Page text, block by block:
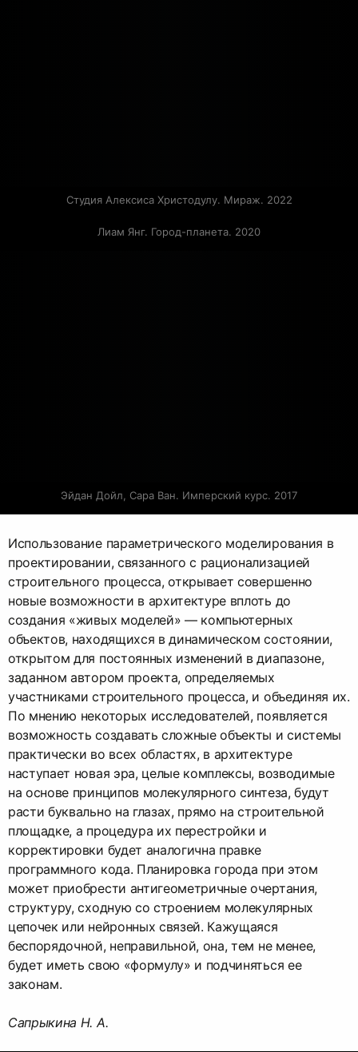
Студия Алексиса Христодулу. Мираж. 2022
Лиам Янг. Город-планета. 2020
Эйдан Дойл, Сара Ван. Имперский курс. 2017
Использование параметрического моделирования в
проектировании, связанного с рационализацией
строительного процесса, открывает совершенно
новые возможности в архитектуре вплоть до
создания «живых моделей» — компьютерных
объектов, находящихся в динамическом состоянии,
открытом для постоянных изменений в диапазоне,
заданном автором проекта, определяемых
участниками строительного процесса, и объединяя их.
По мнению некоторых исследователей, появляется
возможность создавать сложные объекты и системы
практически во всех областях, в архитектуре
наступает новая эра, целые комплексы, возводимые
на основе принципов молекулярного синтеза, будут
расти буквально на глазах, прямо на строительной
площадке, а процедура их перестройки и
корректировки будет аналогична правке
программного кода. Планировка города при этом
может приобрести антигеометричные очертания,
структуру, сходную со строением молекулярных
цепочек или нейронных связей. Кажущаяся
беспорядочной, неправильной, она, тем не менее,
будет иметь свою «формулу» и подчиняться ее
законам.
Сапрыкина Н. А.